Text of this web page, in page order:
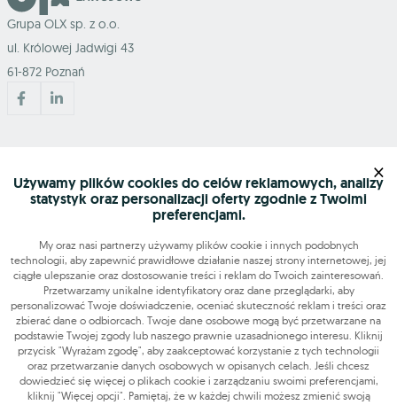
Grupa OLX sp. z o.o.
ul. Królowej Jadwigi 43
61-872 Poznań
Znajdź nas
Narzędzia
OLX-praca © 2026. Wszelkie prawa zastrzeżone.
OLX PracaBudowa i remontyProdukcjaAdministracjaSprzedaż
Praca dodatkowa i sezonowa
Używamy plików cookies do celów reklamowych, analizy
statystyk oraz personalizacji oferty zgodnie z Twoimi
preferencjami.
My oraz nasi partnerzy używamy plików cookie i innych podobnych
technologii, aby zapewnić prawidłowe działanie naszej strony internetowej, jej
ciągłe ulepszanie oraz dostosowanie treści i reklam do Twoich zainteresowań.
Przetwarzamy unikalne identyfikatory oraz dane przeglądarki, aby
personalizować Twoje doświadczenie, oceniać skuteczność reklam i treści oraz
zbierać dane o odbiorcach. Twoje dane osobowe mogą być przetwarzane na
podstawie Twojej zgody lub naszego prawnie uzasadnionego interesu. Kliknij
przycisk "Wyrażam zgodę", aby zaakceptować korzystanie z tych technologii
oraz przetwarzanie danych osobowych w opisanych celach. Jeśli chcesz
dowiedzieć się więcej o plikach cookie i zarządzaniu swoimi preferencjami,
kliknij "Więcej opcji". Pamiętaj, że w każdej chwili możesz zmienić swoją
×